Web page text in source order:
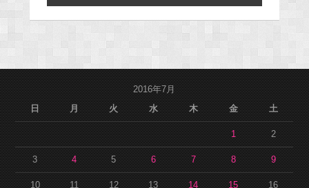
2016年7月
日
月 火 水 木 金 土
1 2
3 4 5 6 7 8 9
10 11 12 13 14 15 16